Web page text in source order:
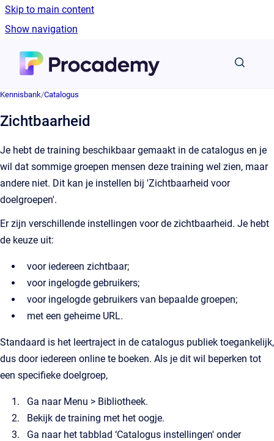
Skip to main content
Show navigation
Kennisbank/Catalogus
Zichtbaarheid
Je hebt de training beschikbaar gemaakt in de catalogus en je
wil dat sommige groepen mensen deze training wel zien, maar
andere niet. Dit kan je instellen bij 'Zichtbaarheid voor
doelgroepen'.
Er zijn verschillende instellingen voor de zichtbaarheid. Je hebt
de keuze uit:
voor iedereen zichtbaar;
voor ingelogde gebruikers;
voor ingelogde gebruikers van bepaalde groepen;
met een geheime URL.
Standaard is het leertraject in de catalogus publiek toegankelijk,
dus door iedereen online te boeken. Als je dit wil beperken tot
een specifieke doelgroep,
Ga naar Menu > Bibliotheek.
Bekijk de training met het oogje.
Ga naar het tabblad ‘Catalogus instellingen' onder